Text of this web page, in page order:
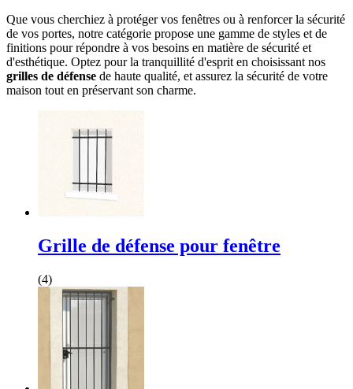
Que vous cherchiez à protéger vos fenêtres ou à renforcer la sécurité
de vos portes, notre catégorie propose une gamme de styles et de
finitions pour répondre à vos besoins en matière de sécurité et
d'esthétique. Optez pour la tranquillité d'esprit en choisissant nos
grilles de défense de haute qualité, et assurez la sécurité de votre
maison tout en préservant son charme.
Grille de défense pour fenêtre
(4)